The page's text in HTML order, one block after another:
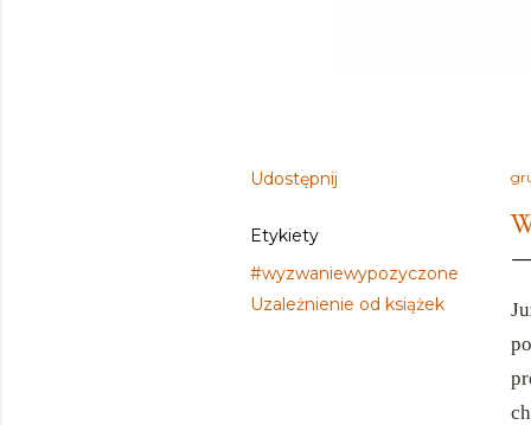
Udostępnij
Etykiety
#wyzwaniewypozyczone
Uzależnienie od książek